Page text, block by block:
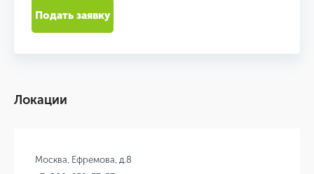
Подать заявку
Локации
Москва, Ефремова, д.8